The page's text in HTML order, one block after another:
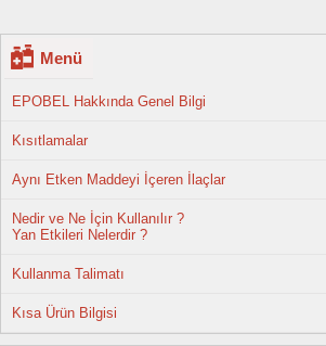
Menü
EPOBEL Hakkında Genel Bilgi
Kısıtlamalar
Aynı Etken Maddeyi İçeren İlaçlar
Nedir ve Ne İçin Kullanılır ?
Yan Etkileri Nelerdir ?
Kullanma Talimatı
Kısa Ürün Bilgisi